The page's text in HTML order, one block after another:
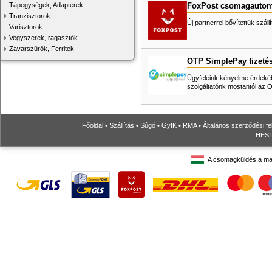
Tápegységek, Adapterek
Tranzisztorok
Varisztorok
Vegyszerek, ragasztók
Zavarszűrők, Ferritek
FoxPost
Új partnerrel bővítettük
OTP SimplePay
Ügyfeleink kényelme
szolgáltatónk mostantól az
Főoldal • Szállítás • Súgó • GyIK • RMA• Általános szerződési
A csomagküldés a